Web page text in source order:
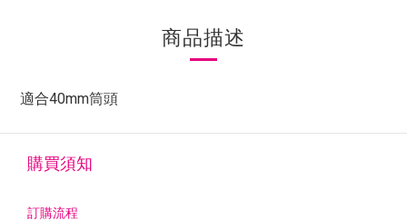
商品描述
適合40mm筒頭
購買須知
訂購流程